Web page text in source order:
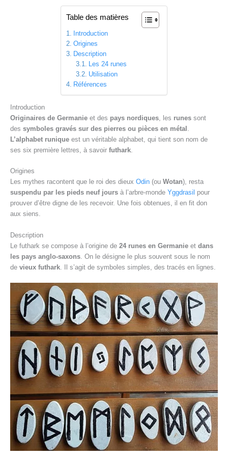
Table des matières
Introduction
Origines
Description
Les 24 runes
Utilisation
Références
Introduction
Originaires de Germanie et des pays nordiques , les runes sont
des symboles gravés sur des pierres ou pièces en métal
L’alphabet runique est un véritable alphabet, qui tient son nom de
ses six première lettres, à savoir futhark
Origines
Les mythes racontent que le roi des dieux Odin (ou Wotan), resta
suspendu par les pieds neuf jours à l’arbre-monde Yggdrasil pour
prouver d’être digne de les recevoir. Une fois obtenues, il en fit don
aux siens.
Description
Le futhark se compose à l’origine de 24 runes en Germanie et dans
les pays anglo-saxons . On le désigne le plus souvent sous le nom
de vieux futhark . Il s’agit de symboles simples, des tracés en lignes.